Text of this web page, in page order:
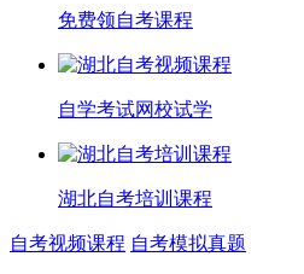
免费领自考课程
自学考试网校试学
湖北自考培训课程
自考视频课程 自考模拟真题